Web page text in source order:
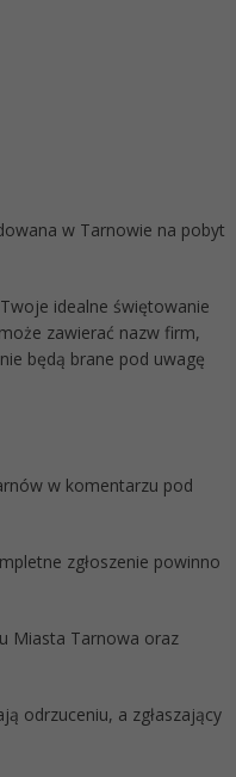
w Tarnowie na pobyt
idealne świętowanie
zawierać nazw firm,
będą brane pod uwagę
w komentarzu pod
zgłoszenie powinno
Miasta Tarnowa oraz
odrzuceniu, a zgłaszający